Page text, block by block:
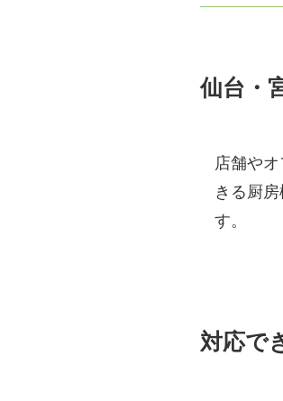
仙台・
店舗や
きる厨
す。
対応で